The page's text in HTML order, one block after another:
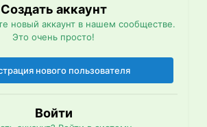
Создать аккаунт
новый аккаунт в нашем сообществе.
Это очень просто!
нового пользователя
Войти